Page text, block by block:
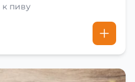
пиву